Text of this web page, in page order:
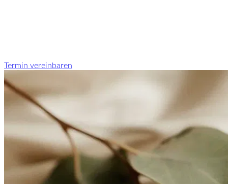
Termin vereinbaren